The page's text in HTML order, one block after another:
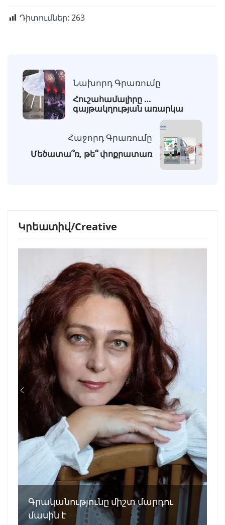
Դիտումներ: 263
Նախորդ Գրառումը
Հուշահամալիրը …
գայթակղության առարկա
Հաջորդ Գրառումը
Մեծատա՞ռ, թե՞ փոքրատառ
Կրեատիվ/Creative
Գրականությունը միշտ մարդու
մասին է